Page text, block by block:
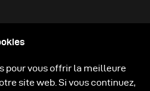
Technologies
Carrière
pour vous offrir la meilleure
site web. Si vous continuez,